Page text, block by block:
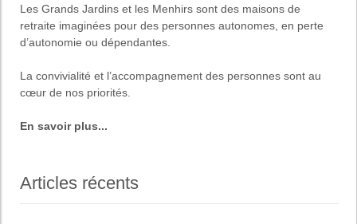
LesGrands Jardins et les Menhirs sont des maisons de
retraite imaginées pour des personnes autonomes, en perte
d’autonomie ou dépendantes
Laconvivialité et l’accompagnement des personnes sont au
cœur de nos priorités.
En savoir plus...
Articles récents